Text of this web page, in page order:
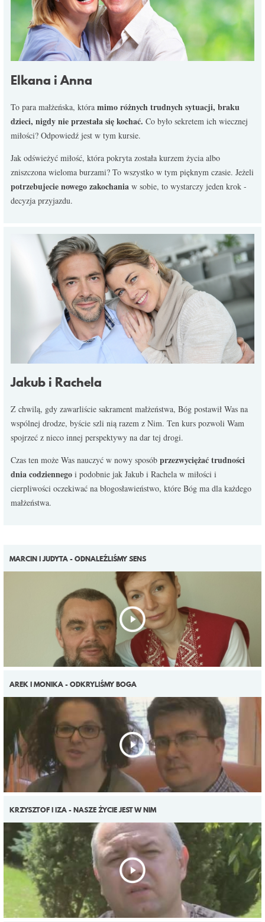
Elkana i Anna
To para małżeńska, która mimo różnych trudnych sytuacji, braku
dzieci, nigdy nie przestała się kochać. Co było sekretem ich wiecznej
miłości? Odpowiedź jest w tym kursie.
Jak odświeżyć miłość, która pokryta została kurzem życia albo
zniszczona wieloma burzami? To wszystko w tym pięknym czasie. Jeżeli
potrzebujecie nowego zakochania w sobie, to wystarczy jeden krok -
decyzja przyjazdu.
Jakub i Rachela
Z chwilą, gdy zawarliście sakrament małżeństwa, Bóg postawił Was na
wspólnej drodze, byście szli nią razem z Nim. Ten kurs pozwoli Wam
spojrzeć z nieco innej perspektywy na dar tej drogi.
Czas ten może Was nauczyć w nowy sposób przezwyciężać trudności
dnia codziennego i podobnie jak Jakub i Rachela w miłości i
cierpliwości oczekiwać na błogosławieństwo, które Bóg ma dla każdego
małżeństwa.
MARCIN I JUDYTA - ODNALEŹLIŚMY SENS
AREK I MONIKA - ODKRYLIŚMY BOGA
KRZYSZTOF I IZA - NASZE ŻYCIE JEST W NIM